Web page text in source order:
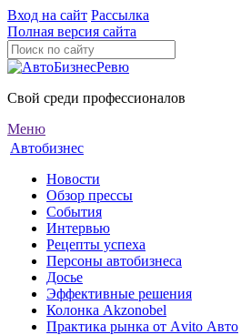
Вход на сайт Рассылка
Полная версия сайта
Свой среди профессионалов
Меню
Автобизнес
Новости
Обзор прессы
События
Интервью
Рецепты успеха
Персоны автобизнеса
Досье
Эффективные решения
Колонка Akzonobel
Практика рынка от Аvito Авто